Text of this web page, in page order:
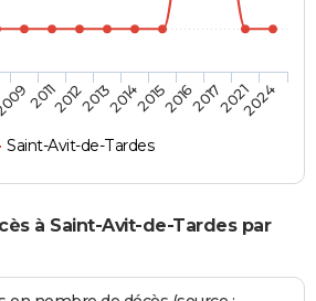
Saint-Avit-de-Tardes
201120122013201420152016201720212024
à Saint-Avit-de-Tardes par